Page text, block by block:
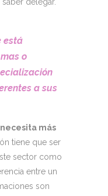
está
o
a sus
más
tiene que ser
sector como
entre un
son